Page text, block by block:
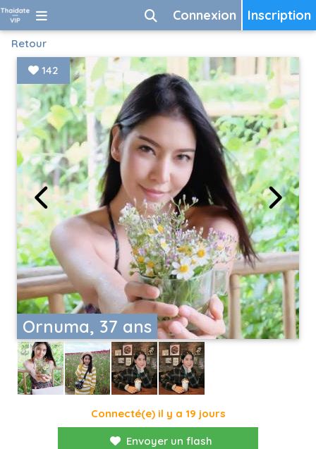
Inscription
Connexion
Retour
Ornuma, 37 ans
142
Connecté(e) il y a 19 jours
Envoyer un flash